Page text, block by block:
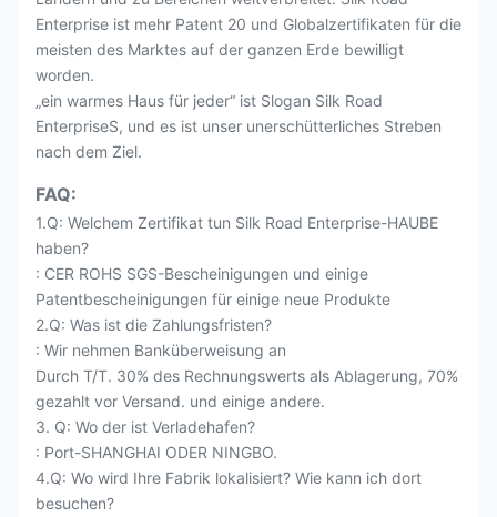
Enterprise ist mehr Patent 20 und Globalzertifikaten für die
meisten des Marktes auf der ganzen Erde bewilligt
worden.
„ein warmes Haus für jeder“ ist Slogan Silk Road
EnterpriseS, und es ist unser unerschütterliches Streben
nach dem Ziel.
FAQ:
1.Q: Welchem Zertifikat tun Silk Road Enterprise-HAUBE
haben?
: CER ROHS SGS-Bescheinigungen und einige
Patentbescheinigungen für einige neue Produkte
2.Q: Was ist die Zahlungsfristen?
: Wir nehmen Banküberweisung an
Durch T/T. 30% des Rechnungswerts als Ablagerung, 70%
gezahlt vor Versand. und einige andere.
3. Q: Wo der ist Verladehafen?
: Port-SHANGHAI ODER NINGBO.
4.Q: Wo wird Ihre Fabrik lokalisiert? Wie kann ich dort
besuchen?